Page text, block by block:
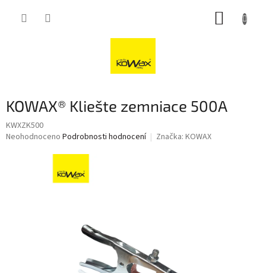
KOWAX® Kliešte zemniace 500A
KWXZK500
Průměrné
Neohodnoceno Podrobnosti hodnocení Značka: KOWAX